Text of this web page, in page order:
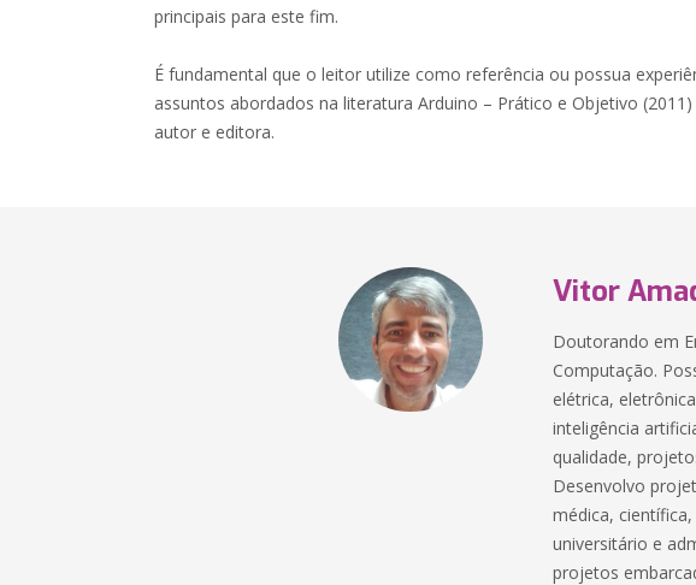
principais para este fim.
É fundamental que o leitor utilize como referência ou possua
assuntos abordados na literatura Arduino – Prático e Objetivo
autor e editora.
Vitor
Doutorando em
Computação.
elétrica,
inteligência
qualidade,
Desenvolvo
médica,
universitário e
projetos